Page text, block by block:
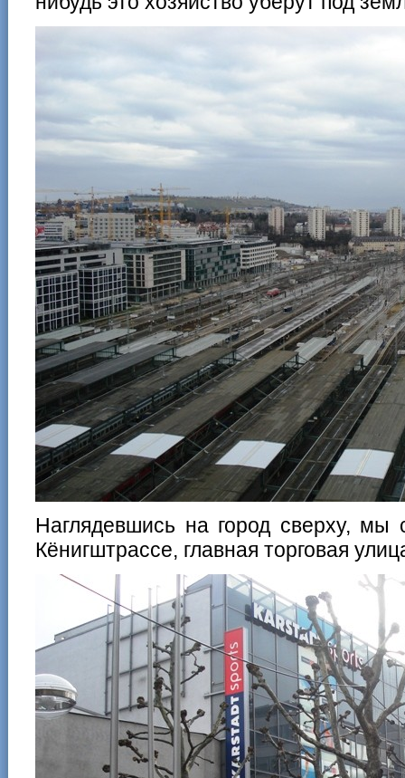
Наглядевшись на город сверху,
Кёнигштрассе, главная торговая